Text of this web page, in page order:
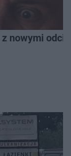
nowymi